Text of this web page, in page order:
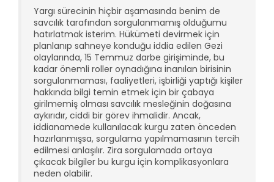
Yargı sürecinin hiçbir aşamasında benim de
savcılık tarafından sorgulanmamış olduğumu
hatırlatmak isterim. Hükümeti devirmek için
planlanıp sahneye konduğu iddia edilen Gezi
olaylarında, 15 Temmuz darbe girişiminde, bu
kadar önemli roller oynadığına inanılan birisinin
sorgulanmaması, faaliyetleri, işbirliği yaptığı kişiler
hakkında bilgi temin etmek için bir çabaya
girilmemiş olması savcılık mesleğinin doğasına
aykırıdır, ciddi bir görev ihmalidir. Ancak,
iddianamede kullanılacak kurgu zaten önceden
hazırlanmışsa, sorgulama yapılmamasının tercih
edilmesi anlaşılır. Zira sorgulamada ortaya
çıkacak bilgiler bu kurgu için komplikasyonlara
neden olabilir.